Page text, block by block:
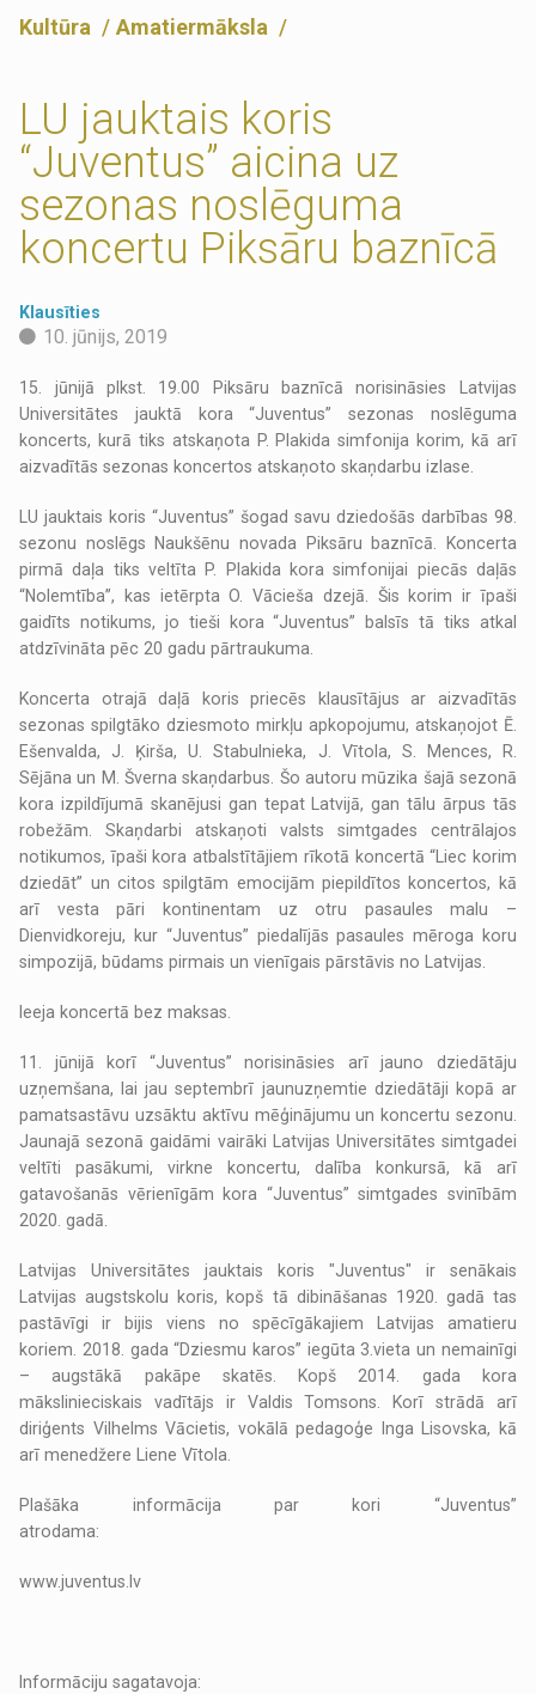
Kultūra Amatiermāksla
LU jauktais koris
“Juventus” aicina uz
sezonas noslēguma
koncertu Piksāru baznīcā
Klausīties
10. jūnijs, 2019
15. jūnijā plkst. 19.00 Piksāru baznīcā norisināsies Latvijas
Universitātes jauktā kora “Juventus” sezonas noslēguma
koncerts, kurā tiks atskaņota P. Plakida simfonija korim, kā arī
aizvadītās sezonas koncertos atskaņoto skaņdarbu izlase.
LU jauktais koris “Juventus” šogad savu dziedošās darbības 98.
sezonu noslēgs Naukšēnu novada Piksāru baznīcā. Koncerta
pirmā daļa tiks veltīta P. Plakida kora simfonijai piecās daļās
“Nolemtība”, kas ietērpta O. Vācieša dzejā. Šis korim ir īpaši
gaidīts notikums, jo tieši kora “Juventus” balsīs tā tiks atkal
atdzīvināta pēc 20 gadu pārtraukuma.
Koncerta otrajā daļā koris priecēs klausītājus ar aizvadītās
sezonas spilgtāko dziesmoto mirkļu apkopojumu, atskaņojot Ē.
Ešenvalda, J. Ķirša, U. Stabulnieka, J. Vītola, S. Mences, R.
Sējāna un M. Šverna skaņdarbus. Šo autoru mūzika šajā sezonā
kora izpildījumā skanējusi gan tepat Latvijā, gan tālu ārpus tās
robežām. Skaņdarbi atskaņoti valsts simtgades centrālajos
notikumos, īpaši kora atbalstītājiem rīkotā koncertā “Liec korim
dziedāt” un citos spilgtām emocijām piepildītos koncertos, kā
arī vesta pāri kontinentam uz otru pasaules malu –
Dienvidkoreju, kur “Juventus” piedalījās pasaules mēroga koru
simpozijā, būdams pirmais un vienīgais pārstāvis no Latvijas.
Ieeja koncertā bez maksas.
11. jūnijā korī “Juventus” norisināsies arī jauno dziedātāju
uzņemšana, lai jau septembrī jaunuzņemtie dziedātāji kopā ar
pamatsastāvu uzsāktu aktīvu mēģinājumu un koncertu sezonu.
Jaunajā sezonā gaidāmi vairāki Latvijas Universitātes simtgadei
veltīti pasākumi, virkne koncertu, dalība konkursā, kā arī
gatavošanās vērienīgām kora “Juventus” simtgades svinībām
2020. gadā.
Latvijas Universitātes jauktais koris "Juventus" ir senākais
Latvijas augstskolu koris, kopš tā dibināšanas 1920. gadā tas
pastāvīgi ir bijis viens no spēcīgākajiem Latvijas amatieru
koriem. 2018. gada “Dziesmu karos” iegūta 3.vieta un nemainīgi
– augstākā pakāpe skatēs. Kopš 2014. gada kora
mākslinieciskais vadītājs ir Valdis Tomsons. Korī strādā arī
diriģents Vilhelms Vācietis, vokālā pedagoģe Inga Lisovska, kā
arī menedžere Liene Vītola.
Plašāka informācija par kori “Juventus”
atrodama:
www.juventus.lv
Informāciju sagatavoja: